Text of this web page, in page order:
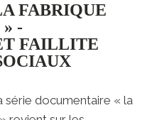
FABRIQUE
-
FAILLITE
série documentaire « la